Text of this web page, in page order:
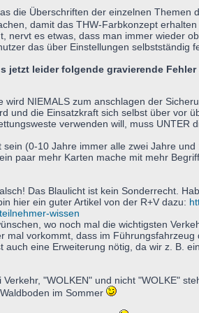
die Überschriften der einzelnen
damit das THW-Farbkonzept erhalten
nervt es etwas, dass man immer wieder
das über Einstellungen selbstständig
jetzt leider folgende gravierende
NIEMALS zum anschlagen der
und die Einsatzkraft sich selbst über vor
verwenden will, muss
(0-10 Jahre immer alle zwei Jahre
paar mehr Karten mache mit mehr
Das Blaulicht ist kein Sonderrecht.
hier ein guter Artikel von der R+V dazu:
wissen
wo noch mal die wichtigsten
mal vorkommt, dass im
eine Erweiterung nötig, da wir z. B.
"WOLKEN" und nicht "WOLKE"
im Sommer